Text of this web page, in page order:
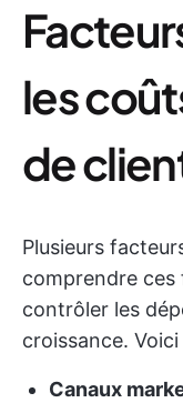
les
de
Plusieurs
comprendre ces
contrôler les
croissance.
Canaux